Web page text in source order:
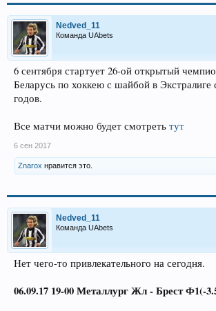
Nedved_11
Команда UAbets
6 сентября стартует 26-ой открытый
Беларусь по хоккею с шайбой в Экстралиге
годов.
Все матчи можно будет смотреть тут
6 сен 2017
Znarox нравится это.
Nedved_11
Команда UAbets
Нет чего-то привлекательного на сегодня.
06.09.17 19-00 Металлург Жл - Брест Ф1(-